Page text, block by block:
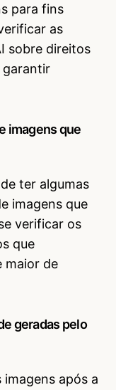
para fins
as
sobre direitos
garantir
imagens que
ter algumas
imagens que
verificar os
que
maior de
geradas pelo
após a